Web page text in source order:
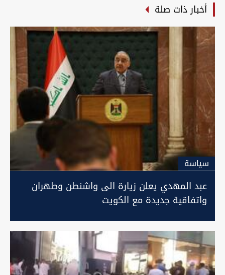
أخبار ذات صلة
سیاسة
عبد المهدي يعلن زيارة الى واشنطن وطهران
واتفاقية جديدة مع الكويت